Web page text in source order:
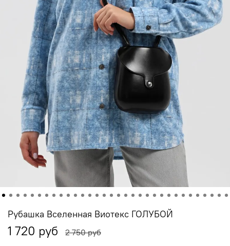
Рубашка Вселенная Виотекс ГОЛУБОЙ
1 720 руб 2 750 руб